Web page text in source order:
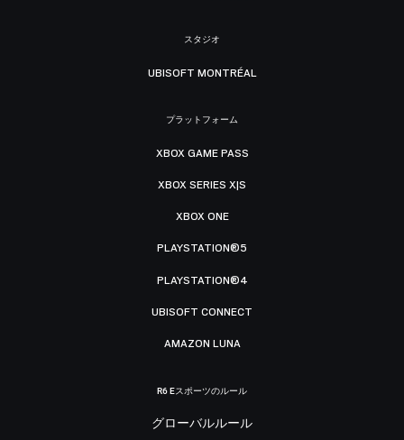
スタジオ
UBISOFT MONTRÉAL
プラットフォーム
XBOX GAME PASS
XBOX SERIES X|S
XBOX ONE
PLAYSTATION®5
PLAYSTATION®4
UBISOFT CONNECT
AMAZON LUNA
R6 Eスポーツのルール
グローバルルール